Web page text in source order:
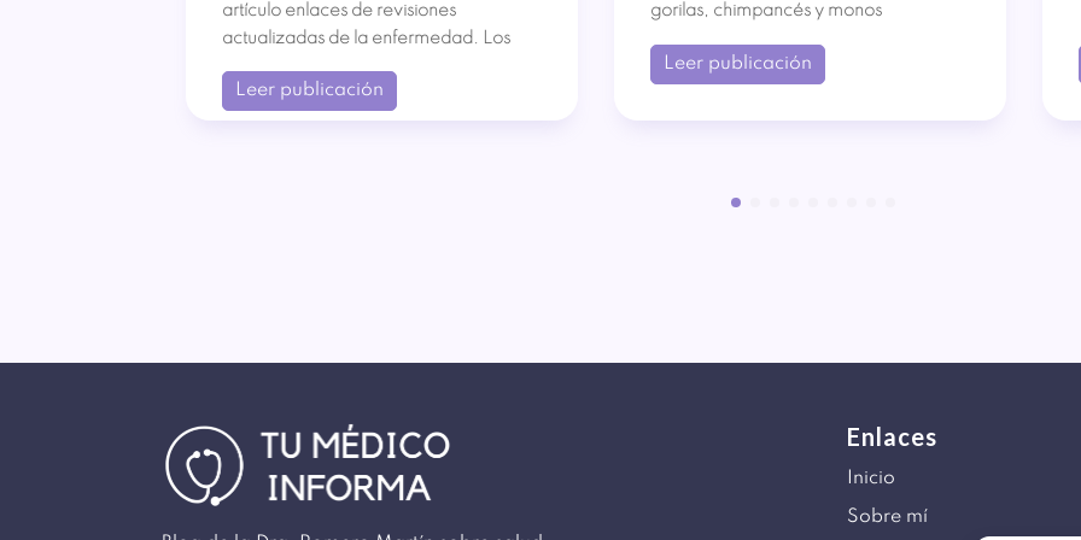
artículo enlaces de revisiones
actualizadas de la enfermedad. Los
Leer publicación
gorilas, chimpancés y monos
Leer publicación
Enlaces
Inicio
Sobre mí